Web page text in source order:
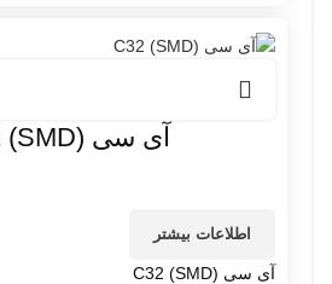
آی سی C32 (SMD)
اطلاعات بیشتر
آی سی C32 (SMD)